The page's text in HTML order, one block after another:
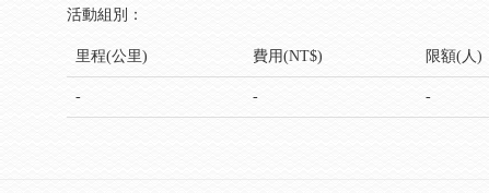
活動組別：
里程(公里) 費用(NT$) 限額(人)
- - -